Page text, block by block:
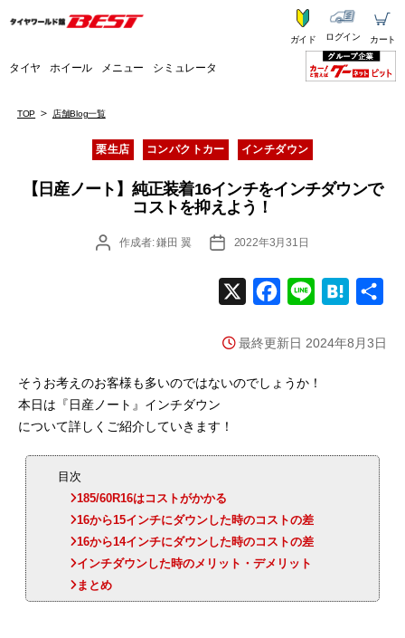
タイヤ ホイール メニュー シミュレータ
ガイド ログイン カート
TOP 店舗Blog一覧
カ
テ
リ
ー
栗生店 コンパクトカー インチダウン
【日産ノート】純正装着16インチをインチダウンで
コストを抑えよう！
投
作成者:鎌田 翼
投
2022年3月31日
c
o
n
t
最終更新日 2024年8月3日
そうお考えのお客様も多いのではないのでしょうか！
本日は『日産ノート』インチダウン
について詳しくご紹介していきます！
目次
185/60R16はコストがかかる
16から15インチにダウンした時のコストの差
16から14インチにダウンした時のコストの差
インチダウンした時のメリット・デメリット
まとめ